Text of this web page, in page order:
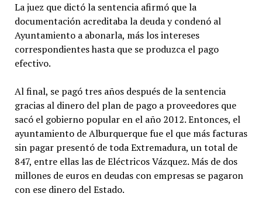
La juez que dictó la sentencia afirmó que la
documentación acreditaba la deuda y condenó al
Ayuntamiento a abonarla, más los intereses
correspondientes hasta que se produzca el pago
efectivo.
Al final, se pagó tres años después de la sentencia
gracias al dinero del plan de pago a proveedores que
sacó el gobierno popular en el año 2012. Entonces, el
ayuntamiento de Alburquerque fue el que más facturas
sin pagar presentó de toda Extremadura, un total de
847, entre ellas las de Eléctricos Vázquez. Más de dos
millones de euros en deudas con empresas se pagaron
con ese dinero del Estado.